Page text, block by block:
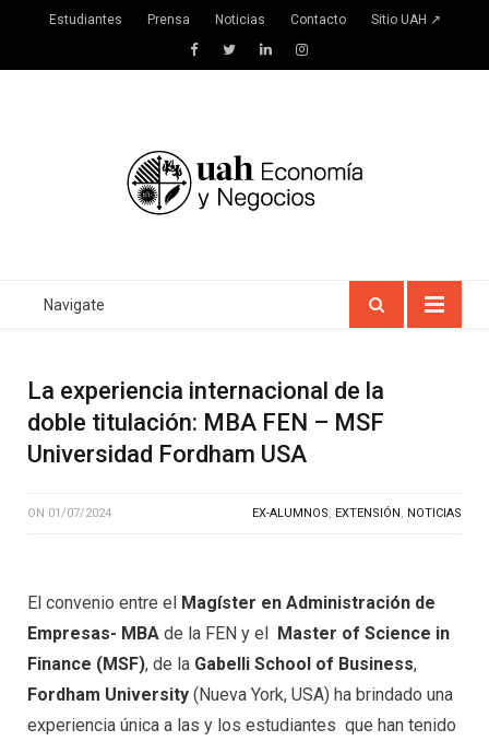
Estudiantes Prensa Noticias Contacto Sitio UAH ↗
FacebookTwitterLinkedInInstagram
Navigate
La experiencia internacional de la
doble titulación: MBA FEN – MSF
Universidad Fordham USA
ON 01/07/2024 EX-ALUMNOS, EXTENSIÓN, NOTICIAS
El convenio entre el Magíster en Administración de
Empresas- MBA de la FEN y el Master of Science in
Finance (MSF), de la Gabelli School of Business,
Fordham University (Nueva York, USA) ha brindado una
experiencia única a las y los estudiantes que han tenido